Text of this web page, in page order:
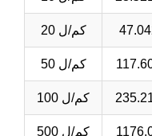
20 كم/ل
50 كم/ل
100 كم/ل
500 كم/ل